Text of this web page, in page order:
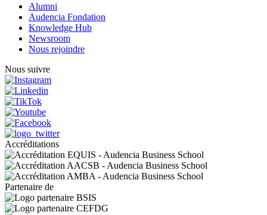
Alumni
Audencia Fondation
Knowledge Hub
Newsroom
Nous rejoindre
Nous suivre
Accréditations
Partenaire de